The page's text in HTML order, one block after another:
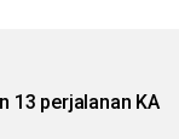
13 perjalanan KA